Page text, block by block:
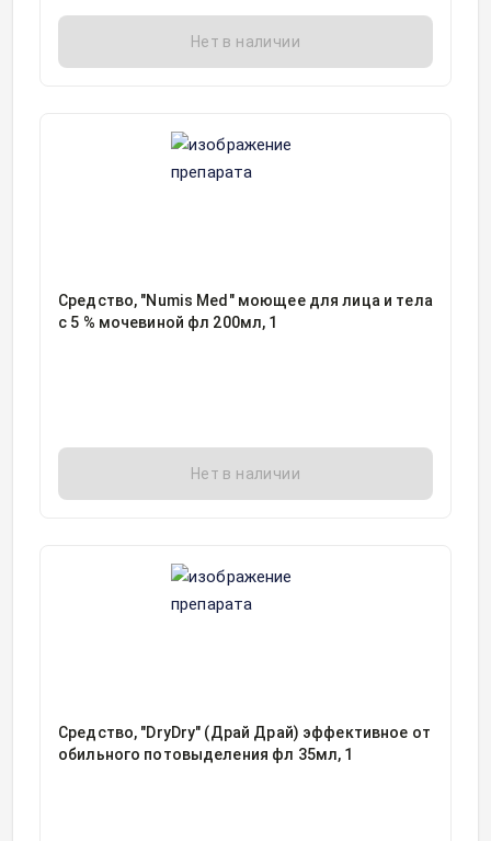
Нет в наличии
Средство, "Numis Med" моющее для лица и тела
с 5 % мочевиной фл 200мл, 1
Нет в наличии
Средство, "DryDry" (Драй Драй) эффективное от
обильного потовыделения фл 35мл, 1